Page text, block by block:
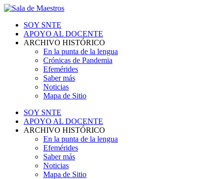
SOY SNTE
APOYO AL DOCENTE
ARCHIVO HISTÓRICO
En la punta de la lengua
Crónicas de Pandemia
Efemérides
Saber más
Noticias
Mapa de Sitio
SOY SNTE
APOYO AL DOCENTE
ARCHIVO HISTÓRICO
En la punta de la lengua
Efemérides
Saber más
Noticias
Mapa de Sitio